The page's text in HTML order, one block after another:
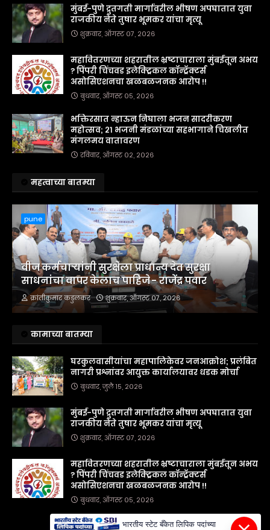
मुंबई-पुणे द्रुतगती मार्गावरील भीषण अपघातात युवा
राजकीय नेते तुषार भूमकर यांचा मृत्यू
शुक्रवार, ऑगस्ट ०७, २०२६
महावितरणच्या शहरातील भ्रष्टाचाराला मुंबईतून अभय
? पिंपरी चिंचवड इलेक्ट्रिकल कॉन्ट्रॅक्टर्स
असोसिएशनचा खळबळजनक आरोप !!
बुधवार, ऑगस्ट ०५, २०२६
भक्तिरसात न्हाऊन निघाला भजन सादरीकरण
महोत्सव; २१ भजनी मंडळांच्या सहभागाने चिखलीत
मंगलमय वातावरण
रविवार, ऑगस्ट ०२, २०२६
महत्वाच्या बातम्या
pune
वीज कर्मचाऱ्यांनी सुरक्षेला प्राधान्य देत सुरक्षा
साधनांचा वापर केलाच पाहिजे - राजेंद्र पवार
क्रांतीकुमार कडुलकर शुक्रवार, ऑगस्ट ०७, २०२६
कामाच्या बातम्या
घरकुलवासीयांचा महापालिकेवर जनआक्रोश; प्रलंबित
नागरी प्रश्नांवर आयुक्त कार्यालयावर धडक मोर्चा
बुधवार, जुलै १५, २०२६
मुंबई-पुणे द्रुतगती मार्गावरील भीषण अपघातात युवा
राजकीय नेते तुषार भूमकर यांचा मृत्यू
शुक्रवार, ऑगस्ट ०७, २०२६
महावितरणच्या शहरातील भ्रष्टाचाराला मुंबईतून अभय
? पिंपरी चिंचवड इलेक्ट्रिकल कॉन्ट्रॅक्टर्स
असोसिएशनचा खळबळजनक आरोप !!
बुधवार, ऑगस्ट ०५, २०२६
भारतीय स्टेट बँकेत लिपिक पदांच्या